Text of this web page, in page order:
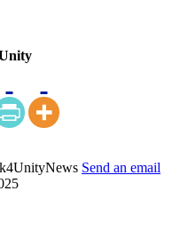
Send an email